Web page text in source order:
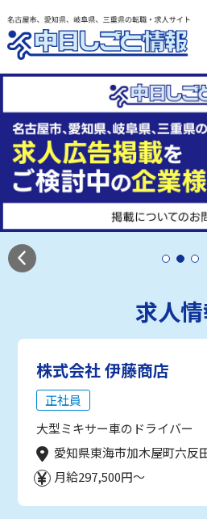
求人
株式会社 伊藤商店
正社員
大型ミキサー車のドライバー
愛知県東海市加木屋町六反
月給297,500円～